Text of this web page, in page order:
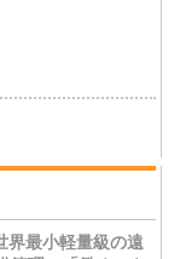
界最小軽量級の遠